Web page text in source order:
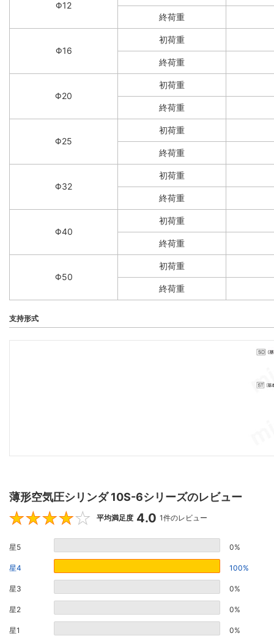
Φ12
終荷重
Φ16
初荷重
終荷重
Φ20
初荷重
終荷重
Φ25
初荷重
終荷重
Φ32
初荷重
終荷重
Φ40
初荷重
終荷重
Φ50
初荷重
終荷重
支持形式
薄形空気圧シリンダ 10S-6シリーズのレビュー
4
平均満足度 4.0 1件のレビュー
星5 0%
星4 100%
星3 0%
星2 0%
星1 0%